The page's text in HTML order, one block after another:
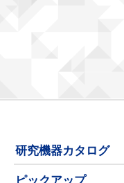
研究機器カタログ